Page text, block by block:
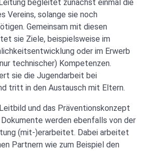
begleitet zunächst einmal die
Vereins, solange sie noch
Gemeinsam mit diesen
sie Ziele, beispielsweise im
oder im Erwerb
technischer) Kompetenzen.
sie die Jugendarbeit bei
tritt in den Austausch mit Eltern.
und das Präventionskonzept
werden ebenfalls von der
(mit-)erarbeitet. Dabei arbeitet
Partnern wie zum Beispiel den